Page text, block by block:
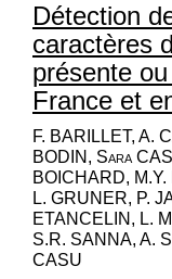
Détection
caractères
présente
France et
F. BARILLET, A.
BODIN, Sara
BOICHARD,
L. GRUNER, P.
ETANCELIN, L.
S.R. SANNA, A.
CASU